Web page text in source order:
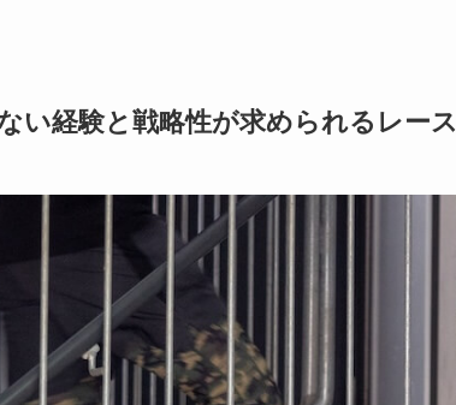
い経験と戦略性が求められるレース